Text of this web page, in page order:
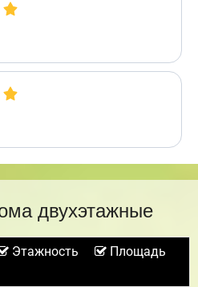
двухэтажные
Этажность
Площадь